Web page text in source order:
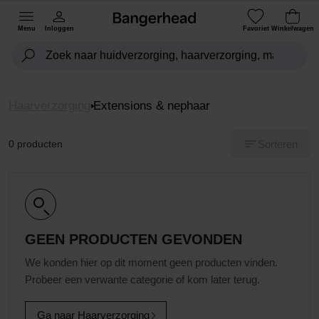
Menu Inloggen Favoriet Winkelwagen
Extensions & nephaar
0 producten
GEEN PRODUCTEN GEVONDEN
We konden hier op dit moment geen producten vinden.
Probeer een verwante categorie of kom later terug.
Ga naar Haarverzorging